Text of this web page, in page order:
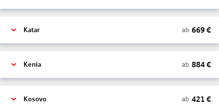
Katar ab 669€
Kenia ab 884€
Kosovo ab 421 €